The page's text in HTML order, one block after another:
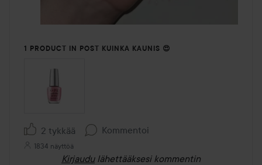
1 PRODUCT IN POST KUINKA KAUNIS 😍
2 tykkää Kommentoi
1834 näyttöä
Kirjaudu lähettääksesi kommentin